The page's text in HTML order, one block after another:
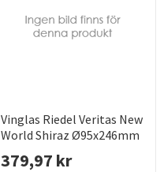
Vinglas Riedel Veritas New
World Shiraz Ø95x246mm
379,97 kr